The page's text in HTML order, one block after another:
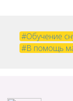
#Обучение
#В помощь